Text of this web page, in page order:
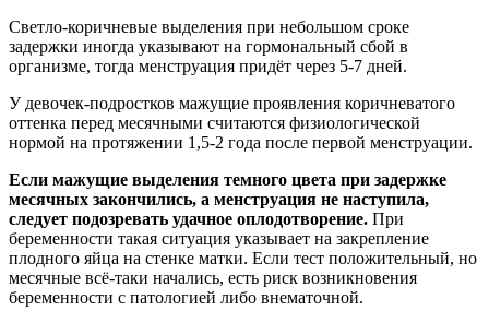
Светло-коричневые выделения при небольшом сроке
задержки иногда указывают на гормональный сбой в
организме, тогда менструация придёт через 5-7 дней.
У девочек-подростков мажущие проявления коричневатого
оттенка перед месячными считаются физиологической
нормой на протяжении 1,5-2 года после первой менструации.
Если мажущие выделения темного цвета при задержке
месячных закончились, а менструация не наступила,
следует подозревать удачное оплодотворение. При
беременности такая ситуация указывает на закрепление
плодного яйца на стенке матки. Если тест положительный, но
месячные всё-таки начались, есть риск возникновения
беременности с патологией либо внематочной.